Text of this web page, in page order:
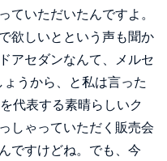
ていただいたんですよ。
欲しいとという声も聞か
アセダンなんて、メルセ
うから、と私は言った
代表する素晴らしいク
しゃっていただく販売会
ですけどね。でも、今